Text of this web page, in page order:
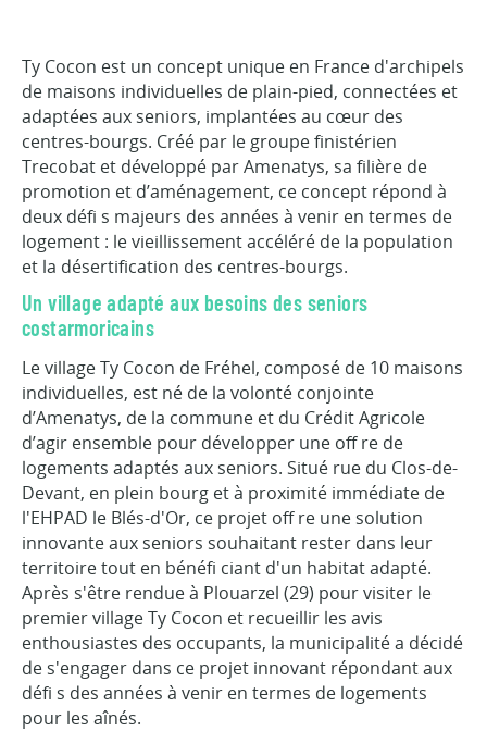
Ty Cocon est un concept unique en France d'archipels
de maisons individuelles de plain-pied, connectées et
adaptées aux seniors, implantées au cœur des
centres-bourgs. Créé par le groupe finistérien
Trecobat et développé par Amenatys, sa filière de
promotion et d’aménagement, ce concept répond à
deux défi s majeurs des années à venir en termes de
logement : le vieillissement accéléré de la population
et la désertification des centres-bourgs.
Un village adapté aux besoins des seniors
costarmoricains
Le village Ty Cocon de Fréhel, composé de 10 maisons
individuelles, est né de la volonté conjointe
d’Amenatys, de la commune et du Crédit Agricole
d’agir ensemble pour développer une off re de
logements adaptés aux seniors. Situé rue du Clos-de-
Devant, en plein bourg et à proximité immédiate de
l'EHPAD le Blés-d'Or, ce projet off re une solution
innovante aux seniors souhaitant rester dans leur
territoire tout en bénéfi ciant d'un habitat adapté.
Après s'être rendue à Plouarzel (29) pour visiter le
premier village Ty Cocon et recueillir les avis
enthousiastes des occupants, la municipalité a décidé
de s'engager dans ce projet innovant répondant aux
défi s des années à venir en termes de logements
pour les aînés.